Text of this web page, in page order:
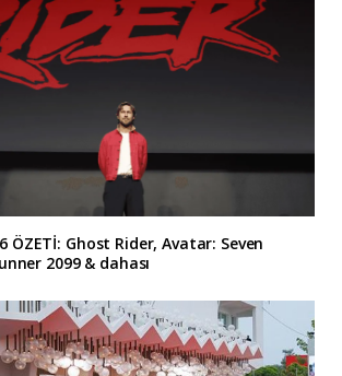
ÖZETİ: Ghost Rider, Avatar: Seven
2099 & dahası